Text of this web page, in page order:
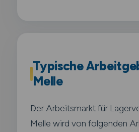
Typische
Melle
Der Arbeitsmarkt für
Melle wird von folgenden